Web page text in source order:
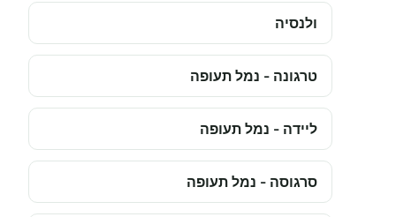
ולנסיה
טרגונה - נמל תעופה
ליידה - נמל תעופה
סרגוסה - נמל תעופה